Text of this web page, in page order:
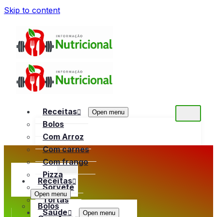
Skip to content
Receitas Open menu
Bolos
Com Arroz
Com carnes
Com frango
Pizza
Sorvete
Tortas
Saúde
Open menu
Receitas
Open menu
Bolos